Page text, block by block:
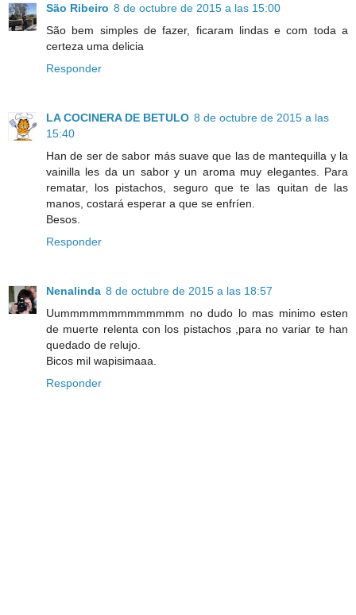
São Ribeiro 8 de octubre de 2015 a las 15:00
São bem simples de fazer, ficaram lindas e com toda a
certeza uma delicia
Responder
LA COCINERA DE BETULO 8 de octubre de 2015 a las
15:40
Han de ser de sabor más suave que las de mantequilla y la
vainilla les da un sabor y un aroma muy elegantes. Para
rematar, los pistachos, seguro que te las quitan de las
manos, costará esperar a que se enfríen.
Besos.
Responder
Nenalinda 8 de octubre de 2015 a las 18:57
Uummmmmmmmmmmmm no dudo lo mas minimo esten
de muerte relenta con los pistachos ,para no variar te han
quedado de relujo.
Bicos mil wapisimaaa.
Responder